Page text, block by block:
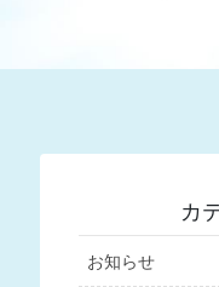
カ
お知らせ